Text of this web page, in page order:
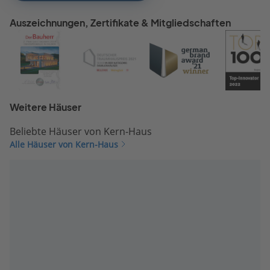
Auszeichnungen, Zertifikate & Mitgliedschaften
Weitere Häuser
Beliebte Häuser von Kern-Haus
Alle Häuser von Kern-Haus